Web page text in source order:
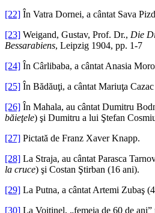
[22] În Vatra Dornei, a cântat Sava
[23] Weigand, Gustav, Prof. Dr., Die
Bessarabiens, Leipzig 1904, pp. 1-7
[24] În Cârlibaba, a cântat Anasia
[25] În Bădăuţi, a cântat Mariuţa
[26] În Mahala, au cântat Dumitru
băieţele) şi Dumitru a lui Ştefan
[27] Pictată de Franz Xaver Knapp.
[28] La Straja, au cântat Parasca
la cruce) şi Costan Ştirban (16 ani).
[29] La Putna, a cântat Artemi Zubaş
[30] La Voitinel, „femeia de 60 de